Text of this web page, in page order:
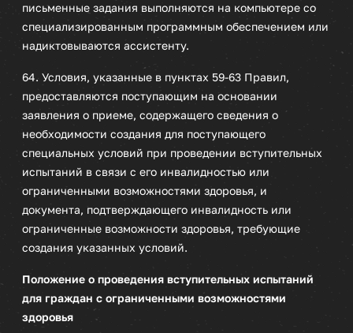
письменные задания выполняются на компьютере со
специализированным программным обеспечением или
надиктовываются ассистенту.
64. Условия, указанные в пунктах 59-63 Правил,
предоставляются поступающим на основании
заявления о приеме, содержащего сведения о
необходимости создания для поступающего
специальных условий при проведении вступительных
испытаний в связи с его инвалидностью или
ограниченными возможностями здоровья, и
документа, подтверждающего инвалидность или
ограниченные возможности здоровья, требующие
создания указанных условий.
Положение о проведения вступительных испытаний
для граждан с ограниченными возможностями
здоровья